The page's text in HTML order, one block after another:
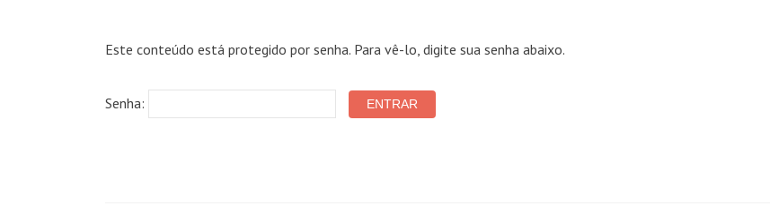
Este conteúdo está protegido por senha. Para vê-lo, digite sua senha abaixo.
Senha: